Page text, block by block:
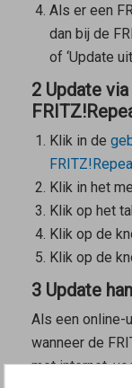
Als er een
dan bij de
of ‘Update
2 Update
Klik in de
Klik in het
Klik op het
Klik op de
Klik op de
3 Update
Als een online-
wanneer de
met internet,